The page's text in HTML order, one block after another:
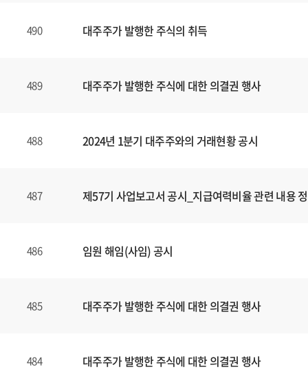
490 대주주가 발행한 주식의 취득
489 대주주가 발행한 주식에 대한 의결권 행사
488 2024년 1분기 대주주와의 거래현황 공시
487 제57기 사업보고서 공시_지급여력비율 관련 내용
486 임원 해임(사임) 공시
485 대주주가 발행한 주식에 대한 의결권 행사
484 대주주가 발행한 주식에 대한 의결권 행사